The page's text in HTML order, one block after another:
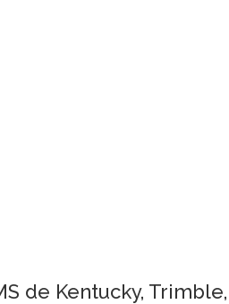
de Kentucky, Trimble,